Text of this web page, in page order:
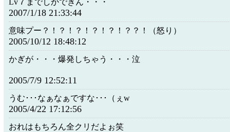
2007/1/18 21:33:44
意味プー？！？！？！？！？！？？！（怒り）
2005/10/12 18:48:12
かぎが・・・爆発しちゃう・・・泣
2005/7/9 12:52:11
うむ･･･なぁなぁですな･･･（ぇw
2005/4/22 17:12:56
おれはもちろん全クリだよぉ笑